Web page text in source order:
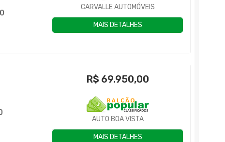
CARVALLE AUTOMÓVEIS
MAIS DETALHES
R$ 69.950,00
AUTO BOA VISTA
MAIS DETALHES